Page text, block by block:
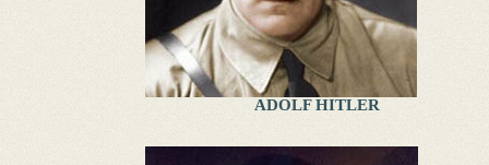
ADOLF HITLER